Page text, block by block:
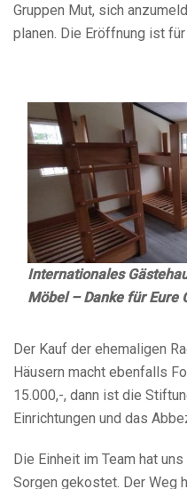
Gruppen Mut, sich
planen. Die Eröffnung ist
Internationales
Möbel – Danke für Eure
Der Kauf der ehemaligen
Häusern macht ebenfalls
15.000,-, dann ist die
Einrichtungen und das
Die Einheit im Team hat
Sorgen gekostet. Der Weg